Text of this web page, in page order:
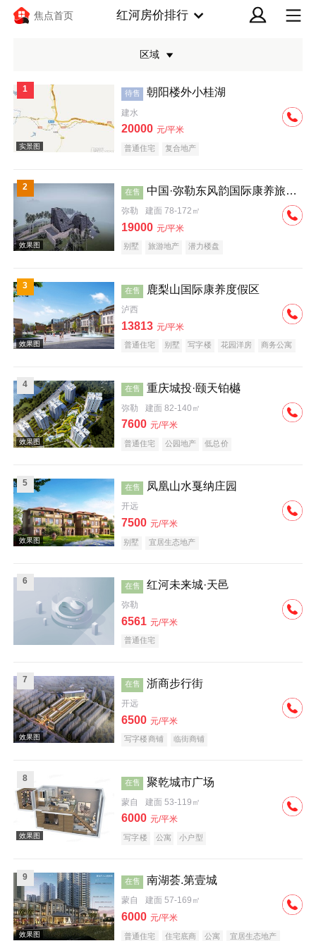
焦点首页 红河房价排行
区域
1 待售 朝阳楼外小桂湖
建水
20000 元/平米
普通住宅 复合地产
效果图
2 在售 中国·弥勒东风韵国际康养旅游度假区沐心谷
弥勒 建面 78-172㎡
19000 元/平米
别墅 旅游地产 潜力楼盘
效果图
3 在售 鹿梨山国际康养度假区
泸西
13813 元/平米
普通住宅 别墅 写字楼 花园洋房
商务公寓
效果图
4 在售 重庆城投·颐天铂樾
弥勒 建面 82-140㎡
7600 元/平米
普通住宅 公园地产 低总价
5 在售 凤凰山水戛纳庄园
开远
7500 元/平米
别墅 宜居生态地产
6 在售 红河未来城·天邑
弥勒
6561 元/平米
普通住宅
效果图
7 在售 浙商步行街
开远
6500 元/平米
写字楼商铺 临街商铺
8 在售 聚乾城市广场
蒙自 建面 53-119㎡
6000 元/平米
写字楼 公寓 小户型
9 在售 南湖荟.第壹城
蒙自 建面 57-169㎡
6000 元/平米
普通住宅 住宅底商 公寓 宜居生态地产